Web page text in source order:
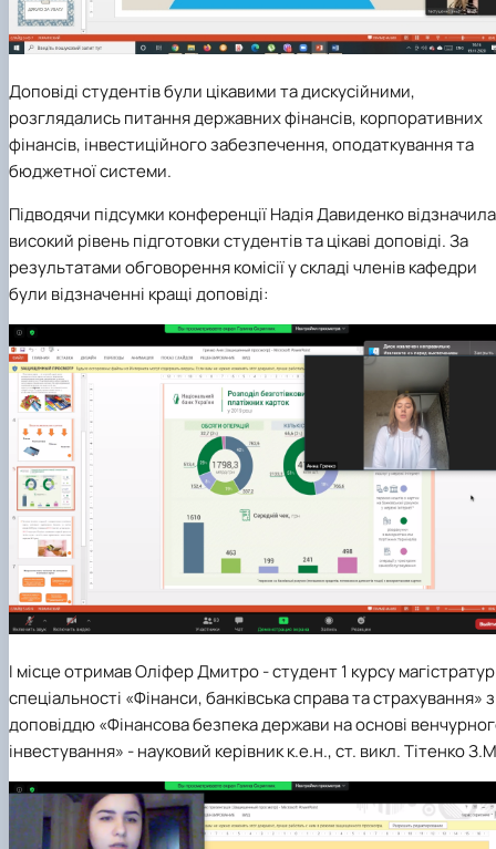
Доповіді студентів були цікавими та дискусійними,
розглядались питання державних фінансів, корпоративних
фінансів, інвестиційного забезпечення, оподаткування та
бюджетної системи.
Підводячи підсумки конференціїНадія Давиденковідзначила
високий рівень підготовки студентів та цікаві доповіді. За
результатами обговорення комісії у складі членів кафедри
були відзначенні кращі доповіді:
І місцеотримав Оліфер Дмитро - студент 1 курсу
спеціальності «Фінанси, банківська справа та страхування» з
доповіддю «Фінансова безпека держави на основі
інвестування» - науковий керівник к.е.н., ст. викл. Тітенко